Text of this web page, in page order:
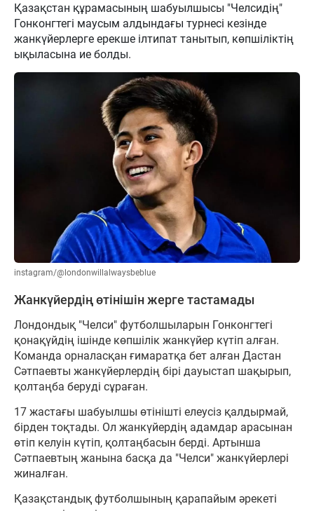
Қазақстан құрамасының шабуылшысы "Челсидің"
Гонконгтегі маусым алдындағы турнесі кезінде
жанкүйерлерге ерекше ілтипат танытып, көпшіліктің
ықыласына ие болды.
instagram/@londonwillalwaysbeblue
Жанкүйердің өтінішін жерге тастамады
Лондондық "Челси" футболшыларын Гонконгтегі
қонақүйдің ішінде көпшілік жанкүйер күтіп алған.
Команда орналасқан ғимаратқа бет алған Дастан
Сәтпаевты жанкүйерлердің бірі дауыстап шақырып,
қолтаңба беруді сұраған.
17 жастағы шабуылшы өтінішті елеусіз қалдырмай,
бірден тоқтады. Ол жанкүйердің адамдар арасынан
өтіп келуін күтіп, қолтаңбасын берді. Артынша
Сәтпаевтың жанына басқа да "Челси" жанкүйерлері
жиналған.
Қазақстандық футболшының қарапайым әрекеті